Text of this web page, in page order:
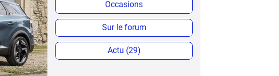
Occasions
Sur le forum
Actu (29)